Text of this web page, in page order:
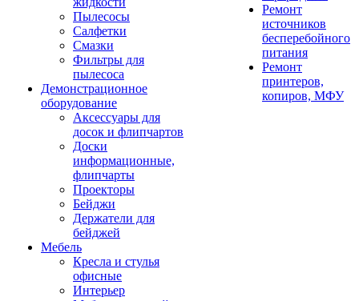
Пылесосы
Салфетки
Смазки
Фильтры для
пылесоса
Демонстрационное
оборудование
Аксессуары для
досок и флипчартов
Доски
информационные,
флипчарты
Проекторы
Бейджи
Держатели для
бейджей
Мебель
Кресла и стулья
офисные
Интерьер
Ремонт
источников
бесперебойного
питания
Ремонт
принтеров,
копиров, МФУ